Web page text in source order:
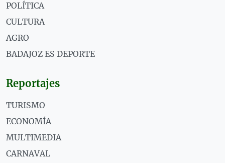
POLÍTICA
CULTURA
AGRO
BADAJOZ ES DEPORTE
Reportajes
TURISMO
ECONOMÍA
MULTIMEDIA
CARNAVAL